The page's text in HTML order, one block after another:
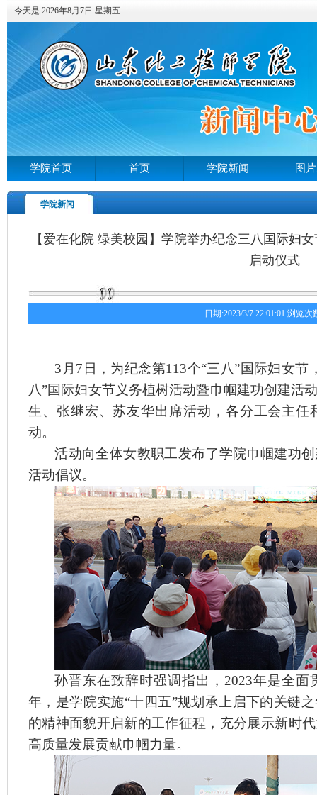
今天是 2026年8月7日 星期五
学院首页 首页 学院新闻 图
学院新闻
【爱在化院 绿美校园】学院举办纪念三八国际妇
启动仪式
日期:2023/3/7 22:01:01 浏览次
3 月 7 日，为纪念第113个“三八”国际妇女节
八”国际妇女节义务植树活动暨巾帼建功创建活
生、张继宏、苏友华出席活动，各分工会主
动。
活动向全体女教职工发布了学院巾帼建功
活动倡议。
孙晋东在致辞时强调指出， 2023年是全面
年，是学院实施“十四五”规划承上启下的关键
的精神面貌开启新的工作征程，充分展示新时
高质量发展贡献巾帼力量。